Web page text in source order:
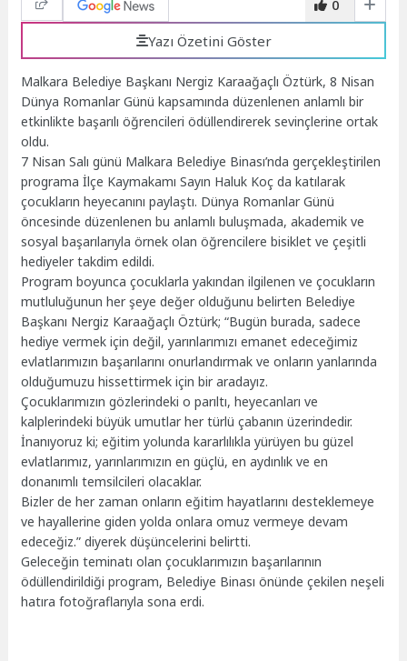
0
Yazı Özetini Göster
Malkara Belediye Başkanı Nergiz Karaağaçlı Öztürk, 8 Nisan
Dünya Romanlar Günü kapsamında düzenlenen anlamlı bir
etkinlikte başarılı öğrencileri ödüllendirerek sevinçlerine ortak
oldu.
7 Nisan Salı günü Malkara Belediye Binası’nda gerçekleştirilen
programa İlçe Kaymakamı Sayın Haluk Koç da katılarak
çocukların heyecanını paylaştı. Dünya Romanlar Günü
öncesinde düzenlenen bu anlamlı buluşmada, akademik ve
sosyal başarılarıyla örnek olan öğrencilere bisiklet ve çeşitli
hediyeler takdim edildi.
Program boyunca çocuklarla yakından ilgilenen ve çocukların
mutluluğunun her şeye değer olduğunu belirten Belediye
Başkanı Nergiz Karaağaçlı Öztürk; “Bugün burada, sadece
hediye vermek için değil, yarınlarımızı emanet edeceğimiz
evlatlarımızın başarılarını onurlandırmak ve onların yanlarında
olduğumuzu hissettirmek için bir aradayız.
Çocuklarımızın gözlerindeki o parıltı, heyecanları ve
kalplerindeki büyük umutlar her türlü çabanın üzerindedir.
İnanıyoruz ki; eğitim yolunda kararlılıkla yürüyen bu güzel
evlatlarımız, yarınlarımızın en güçlü, en aydınlık ve en
donanımlı temsilcileri olacaklar.
Bizler de her zaman onların eğitim hayatlarını desteklemeye
ve hayallerine giden yolda onlara omuz vermeye devam
edeceğiz.” diyerek düşüncelerini belirtti.
Geleceğin teminatı olan çocuklarımızın başarılarının
ödüllendirildiği program, Belediye Binası önünde çekilen neşeli
hatıra fotoğraflarıyla sona erdi.